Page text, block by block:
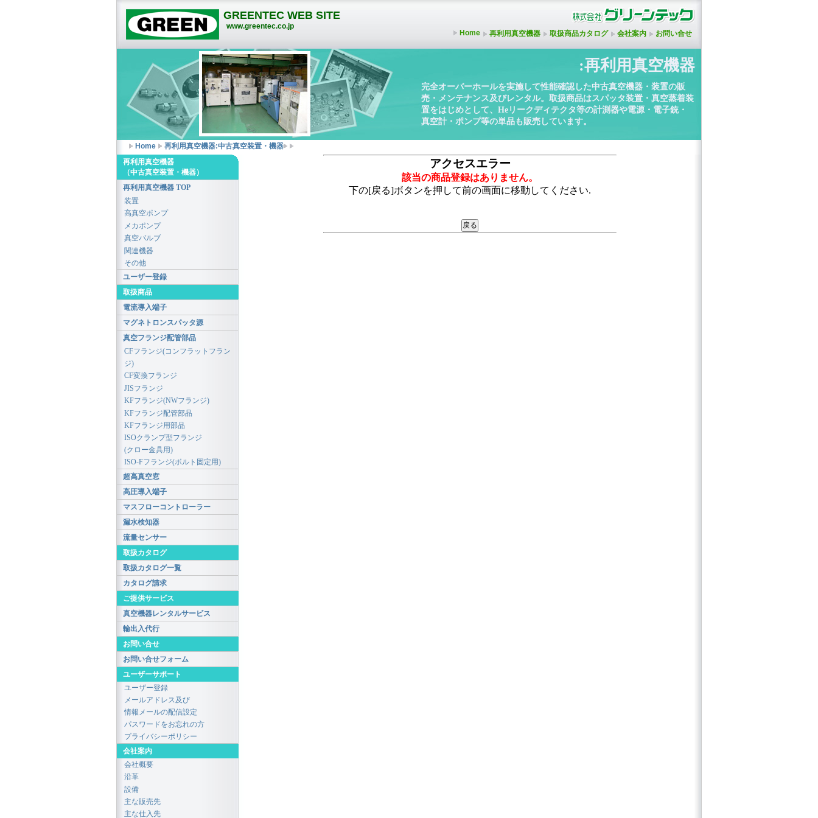
GREENTEC WEB SITE
www.greentec.co.jp
Home 再利用真空機器 取扱商品カタログ 会社案内 お問い合せ
:再利用真空機器
完全オーバーホールを実施して性能確認した中古真空機器・装置の販
売・メンテナンス及びレンタル。取扱商品はスパッタ装置・真空蒸着装
置をはじめとして、Heリークディテクタ等の計測器や電源・電子銃・
真空計・ポンプ等の単品も販売しています。
Home 再利用真空機器:中古真空装置・機器
アクセスエラー
該当の商品登録はありません。
下の[戻る]ボタンを押して前の画面に移動してください.
再利用真空機器
（中古真空装置・機器）
再利用真空機器 TOP
装置
高真空ポンプ
メカポンプ
真空バルブ
関連機器
その他
ユーザー登録
取扱商品
電流導入端子
マグネトロンスパッタ源
真空フランジ配管部品
CFフランジ(コンフラットフラン
ジ)
CF変換フランジ
JISフランジ
KFフランジ(NWフランジ)
KFフランジ配管部品
KFフランジ用部品
ISOクランプ型フランジ
(クロー金具用)
ISO-Fフランジ(ボルト固定用)
超高真空窓
高圧導入端子
マスフローコントローラー
漏水検知器
流量センサー
取扱カタログ
取扱カタログ一覧
カタログ請求
ご提供サービス
真空機器レンタルサービス
輸出入代行
お問い合せ
お問い合せフォーム
ユーザーサポート
ユーザー登録
メールアドレス及び
情報メールの配信設定
パスワードをお忘れの方
プライバシーポリシー
会社案内
会社概要
沿革
設備
主な販売先
主な仕入先